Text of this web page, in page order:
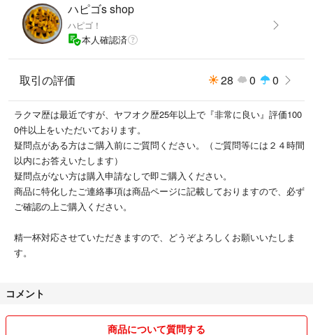
【在庫とお取引について】
・複数サイトで共通在庫にて出品中のため、売り切れの際にはお取引でき
ない場合がございます。ご了承ください。
【ご注意】
・商品は、画像にあるものですべてです。
・商品はすべて個人宅での素人保管となります。商品状態はできるだけ詳
細に明記するよう心掛けておりますが、細かい傷などは見落としがある場
合がございます。人手に渡った時点で『中古品』となりますので、痛みな
どがある場合がございます。
また『未使用品』の場合でも保管に伴う小傷などがある場合もございま
す。ご了承ください。
・サイズは目安です。多少の誤差はご容赦ください。
・疑問点がある方は、必ずご購入前にご質問ください。
・上記をご確認いただいたうえで、ノークレーム、ノーリターンでお願い
します。
【ご連絡事項】
・ご購入前に『プロフィール』をご確認ください
・ご質問がな方は、コメントなしで即ご購入ください♪
ハピゴs shop
ハピゴ！
本人確認済
取引の評価 28 0 0
ラクマ歴は最近ですが、ヤフオク歴25年以上で『非常に良い』評価100
0件以上をいただいております。
疑問点がある方はご購入前にご質問ください。（ご質問等には２４時間
以内にお答えいたします）
疑問点がない方は購入申請なしで即ご購入ください。
商品に特化したご連絡事項は商品ページに記載しておりますので、必ず
ご確認の上ご購入ください。
精一杯対応させていただきますので、どうぞよろしくお願いいたしま
す。
コメント
商品について質問する